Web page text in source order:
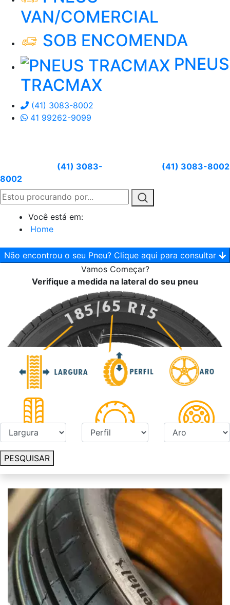
VAN/COMERCIAL
SOB ENCOMENDA
PNEUS
TRACMAX
(41) 3083-8002
41 99262-9099
(41) 3083-
8002
(41) 3083-8002
Você está em:
Home
Não encontrou o seu Pneu? Clique aqui para consultar
Vamos Começar?
Verifique a medida na lateral do seu pneu
PESQUISAR